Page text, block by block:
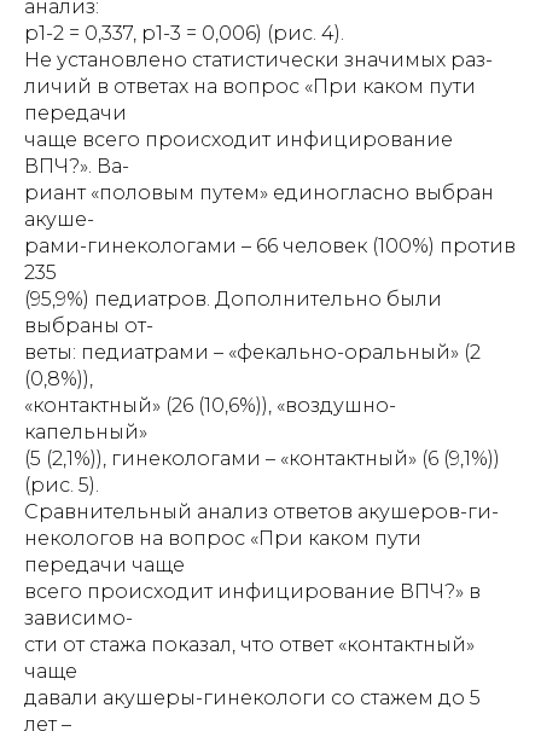
анализ:
р1-2 = 0,337, р1-3 = 0,006) (рис. 4).
Не установлено статистически значимых раз-
личий в ответах на вопрос «При каком пути
передачи
чаще всего происходит инфицирование
ВПЧ?». Ва-
риант «половым путем» единогласно выбран
акуше-
рами-гинекологами – 66 человек (100%) против
235
(95,9%) педиатров. Дополнительно были
выбраны от-
веты: педиатрами – «фекально-оральный» (2
(0,8%)),
«контактный» (26 (10,6%)), «воздушно-
капельный»
(5 (2,1%)), гинекологами – «контактный» (6 (9,1%))
(рис. 5).
Сравнительный анализ ответов акушеров-ги-
некологов на вопрос «При каком пути
передачи чаще
всего происходит инфицирование ВПЧ?» в
зависимо-
сти от стажа показал, что ответ «контактный»
чаще
давали акушеры-гинекологи со стажем до 5
лет –